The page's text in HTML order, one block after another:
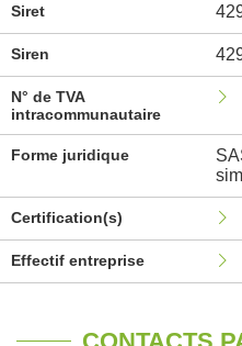
Siret
Siren
N° de TVA
intracommunautaire
Forme juridique
Certification(s)
Effectif entreprise